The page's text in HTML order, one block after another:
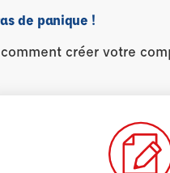
de panique !
créer votre